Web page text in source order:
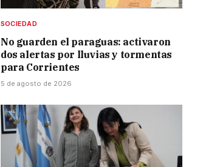
SOCIEDAD
No guarden el paraguas: activaron
dos alertas por lluvias y tormentas
para Corrientes
5 de agosto de 2026